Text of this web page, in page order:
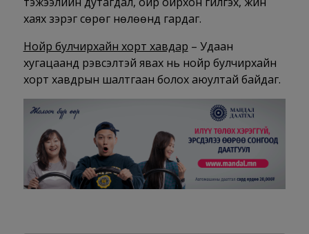
хаях зэрэг сөрөг нөлөөнүүд гардаг.
Нойр булчирхайн хорт хавдар – Удаан
хугацаанд үрэвсэлтэй явах нь нойр булчирхайн
хорт хавдрын шалтгаан болох аюултай байдаг.